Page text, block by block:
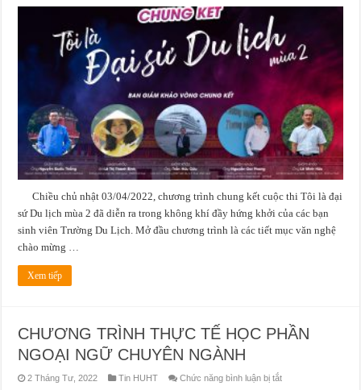
CUỘC
THI
“TÔI
LÀ
ĐẠI
LỊCH-
MÙA
2”
Chiều chủ nhật 03/04/2022, chương trình chung kết cuộc thi Tôi là đại
sứ Du lịch mùa 2 đã diễn ra trong không khí đầy hứng khởi của các bạn
sinh viên Trường Du Lịch. Mở đầu chương trình là các tiết mục văn nghệ
chào mừng …
Xem tiếp
CHƯƠNG TRÌNH THỰC TẾ HỌC PHẦN
NGOẠI NGỮ CHUYÊN NGÀNH
2 Tháng Tư, 2022 Tin HUHT Chức năng bình luận bị tắtở